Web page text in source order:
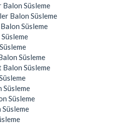
Balon Süsleme
Balon Süsleme
Süsleme
Süsleme
Süsleme
Süsleme
Süsleme
Süsleme